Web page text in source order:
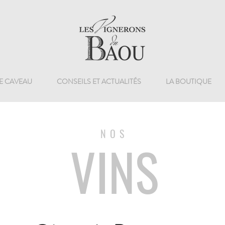
CAVEAU CONSEILS ET ACTUALITÉS LA BOUTIQUE
NOS
VINS